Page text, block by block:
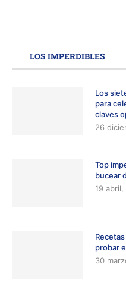
LOS IMPERDIBLES
Los
para
claves
26
Top
bucear
19 abril,
probar
30